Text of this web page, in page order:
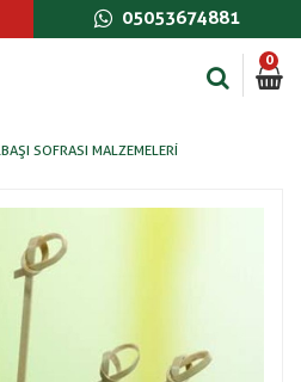
05053674881
0
SOFRASI MALZEMELERI